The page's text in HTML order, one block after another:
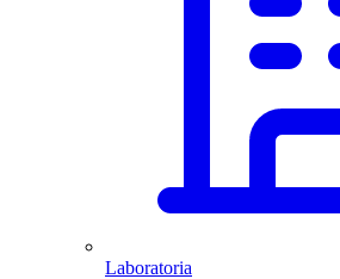
Laboratoria